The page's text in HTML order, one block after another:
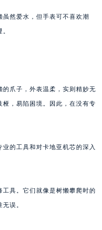
然爱水，但手表可不喜欢潮
爪子，外表温柔，实则精妙无
，易陷困境。因此，在没有专
的工具和对卡地亚机芯的深入
具。它们就像是树懒攀爬时的
误。